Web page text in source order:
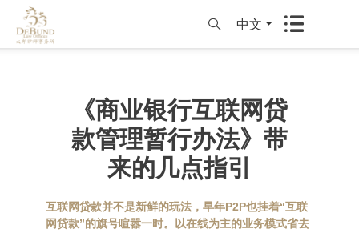
中文
《商业银行互联网贷
款管理暂行办法》带
来的几点指引
互联网贷款并不是新鲜的玩法，早年P2P也挂着“互联
网贷款”的旗号喧嚣一时。以在线为主的业务模式省去